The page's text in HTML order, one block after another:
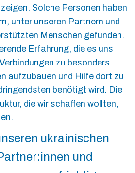
Solche Personen haben
unter unseren Partnern und
Menschen gefunden.
Erfahrung, die es uns
zu besonders
aufzubauen und Hilfe dort zu
benötigt wird. Die
die wir schaffen wollten,
ukrainischen
und